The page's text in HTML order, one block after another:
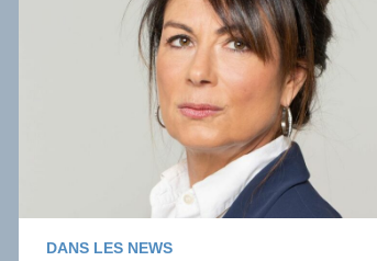
DANS LES NEWS